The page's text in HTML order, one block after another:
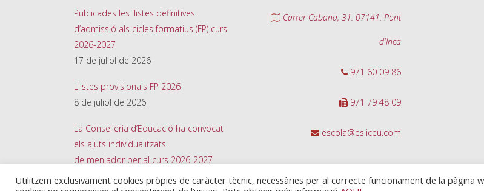
Publicades les llistes definitives
d’admissió als cicles formatius (FP) curs
2026-2027
17 de juliol de 2026
Llistes provisionals FP 2026
8 de juliol de 2026
La Conselleria d’Educació ha convocat
els ajuts individualitzats
de menjador per al curs 2026-2027
26 de juny de 2026
Carrer Cabana, 31. 07141. Pont
d'Inca
971 60 09 86
971 79 48 09
escola@esliceu.com
Utilitzem exclusivament cookies pròpies de caràcter tècnic, necessàries per al correcte funcionament de la pàgina